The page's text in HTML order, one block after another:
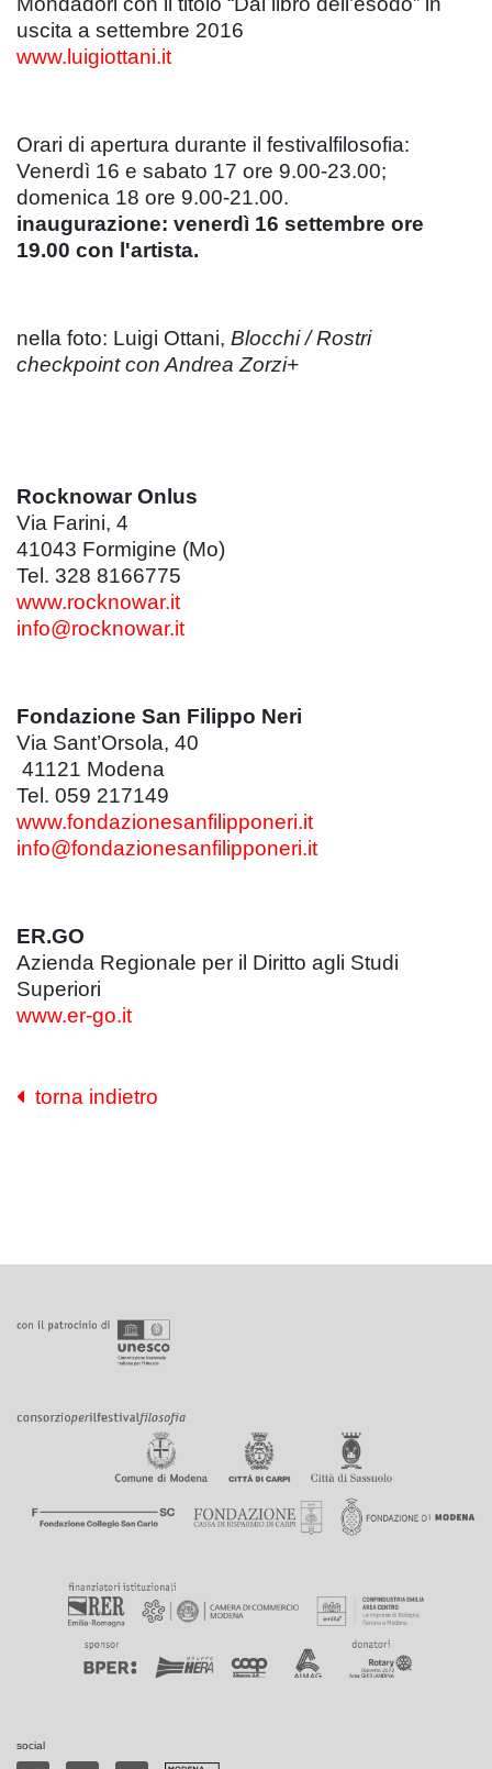
uscita a settembre 2016
www.luigiottani.it
Orari di apertura durante il festivalfilosofia:
Venerdì 16 e sabato 17 ore 9.00-23.00;
domenica 18 ore 9.00-21.00.
inaugurazione: venerdì 16 settembre ore
19.00 con l'artista.
nella foto: Luigi Ottani, Blocchi / Rostri
checkpoint con Andrea Zorzi+
Rocknowar Onlus
Via Farini, 4
41043 Formigine (Mo)
Tel. 328 8166775
www.rocknowar.it
info@rocknowar.it
Fondazione San Filippo Neri
Via Sant’Orsola, 40
41121 Modena
Tel. 059 217149
www.fondazionesanfilipponeri.it
info@fondazionesanfilipponeri.it
ER.GO
Azienda Regionale per il Diritto agli Studi
Superiori
www.er-go.it
torna indietro
social